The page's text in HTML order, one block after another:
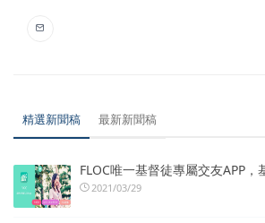
精選新聞稿 最新新聞稿
FLOC唯一基督徒專屬交友APP，
2021/03/29